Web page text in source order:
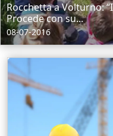
Rocchetta a Volturno:
Procede con su...
08-07-2016